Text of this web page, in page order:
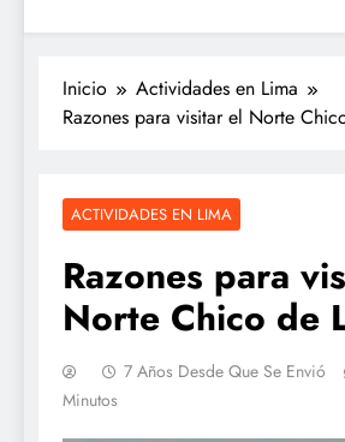
Inicio
Actividades en Lima
Razones para visitar el Norte
ACTIVIDADES EN LIMA
Razones para
Norte Chico de
7 Años Desde Que Se Envió
Minutos